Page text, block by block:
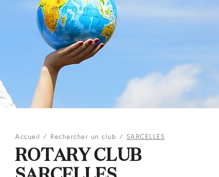
Accueil / Rechercher un club / SARCELLES
ROTARY CLUB